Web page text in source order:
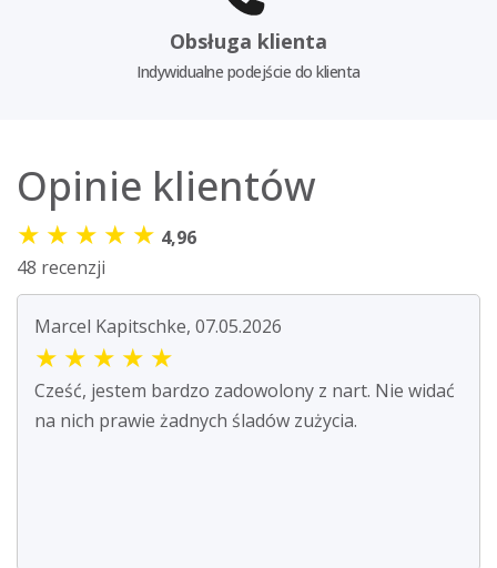
Obsługa klienta
Indywidualne podejście do klienta
Opinie klientów
★ ★ ★ ★ ★ 4,96
48 recenzji
Marcel Kapitschke, 07.05.2026
★ ★ ★ ★ ★
Cześć, jestem bardzo zadowolony z nart. Nie widać
na nich prawie żadnych śladów zużycia.